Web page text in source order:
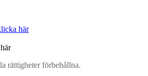
här
här
rättigheter förbehållna.